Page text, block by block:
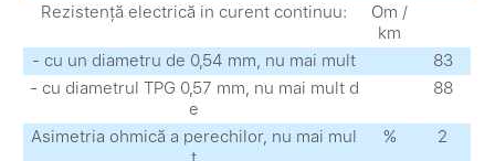
Rezistență electrică in curent continuu:
Om /
km
- cu un diametru de 0,54 mm, nu mai mult
83
- cu diametrul TPG 0,57 mm, nu mai mult d
e
88
Asimetria ohmică a perechilor, nu mai mul
% 2